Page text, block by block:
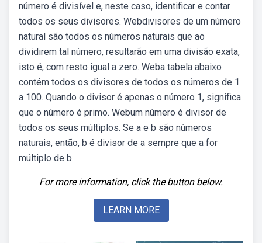
número é divisível e, neste caso, identificar e contar
todos os seus divisores. Webdivisores de um número
natural são todos os números naturais que ao
dividirem tal número, resultarão em uma divisão exata,
isto é, com resto igual a zero. Weba tabela abaixo
contém todos os divisores de todos os números de 1
a 100. Quando o divisor é apenas o número 1, significa
que o número é primo. Webum número é divisor de
todos os seus múltiplos. Se a e b são números
naturais, então, b é divisor de a sempre que a for
múltiplo de b.
For more information, click the button below.
LEARN MORE